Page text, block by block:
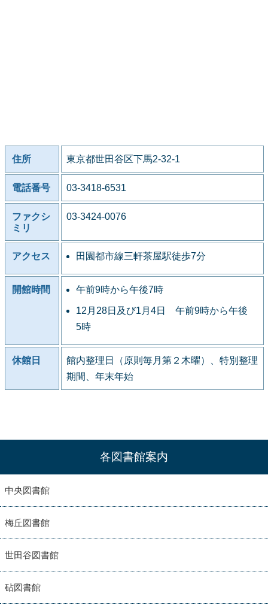
住所 東京都世田谷区下馬2-32-1
電話番号 03-3418-6531
ファクシ
ミリ
03-3424-0076
アクセス 田園都市線三軒茶屋駅徒歩7分
開館時間 午前9時から午後7時
12月28日及び1月4日 午前9時から午後
5時
休館日
館内整理日（原則毎月第２木曜）、特別整理
期間、年末年始
各図書館案内
中央図書館
梅丘図書館
世田谷図書館
砧図書館